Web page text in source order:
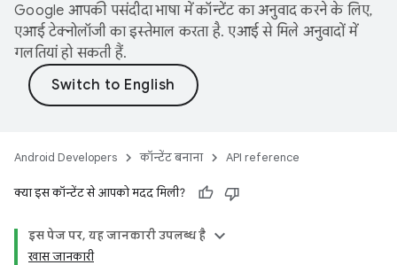
Google आपकी पसंदीदा भाषा में कॉन्टेंट का अनुवाद करने के लिए,
एआई टेक्नोलॉजी का इस्तेमाल करता है. एआई से मिले अनुवादों में
गलतियां हो सकती हैं.
Android Developers कॉन्टेंट बनाना API reference
क्या इस कॉन्टेंट से आपको मदद मिली?
इस पेज पर, यह जानकारी उपलब्ध है
खास जानकारी